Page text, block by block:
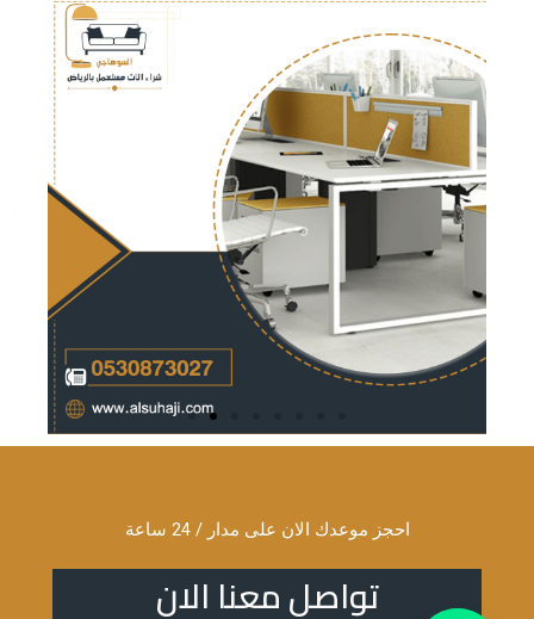
احجز موعدك الان على مدار / 24 ساعة
تواصل معنا الان